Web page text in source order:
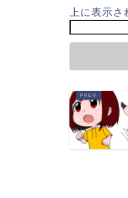
上に表示